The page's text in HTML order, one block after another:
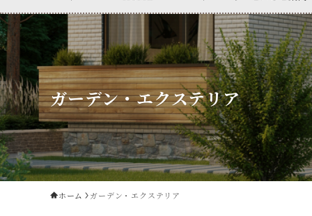
ガーデン・エクステリア
ホーム ガーデン・エクステリア